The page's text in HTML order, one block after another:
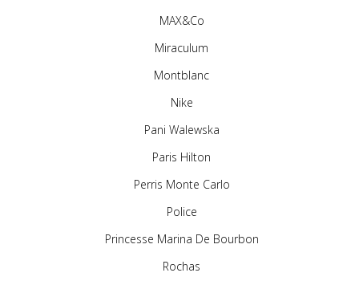
MAX&Co
Miraculum
Montblanc
Nike
Pani Walewska
Paris Hilton
Perris Monte Carlo
Police
Princesse Marina De Bourbon
Rochas